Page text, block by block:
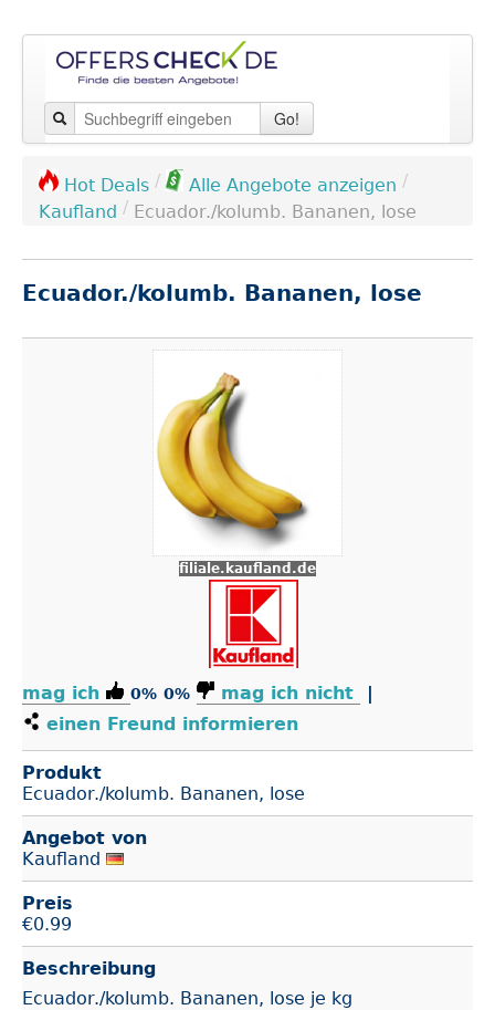
Go!
Hot Deals / Alle Angebote anzeigen /
Kaufland / Ecuador./kolumb. Bananen, lose
Ecuador./kolumb. Bananen, lose
filiale.kaufland.de
mag ich 0% 0% mag ich nicht
|
einen Freund informieren
Produkt
Ecuador./kolumb. Bananen, lose
Angebot von
Kaufland
Preis
€0.99
Beschreibung
Ecuador./kolumb. Bananen, lose je kg